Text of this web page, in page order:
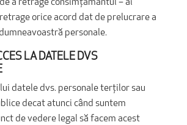
a retrage consimţământul – ai
orice acord dat de prelucrare a
personale.
LA DATELE DVS
datele dvs. personale terților sau
decat atunci când suntem
de vedere legal să facem acest